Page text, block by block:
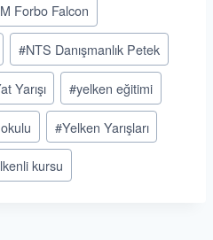
Forbo Falcon
#NTS Danışmanlık Petek
Yarışı #yelken eğitimi
#Yelken Yarışları
kursu